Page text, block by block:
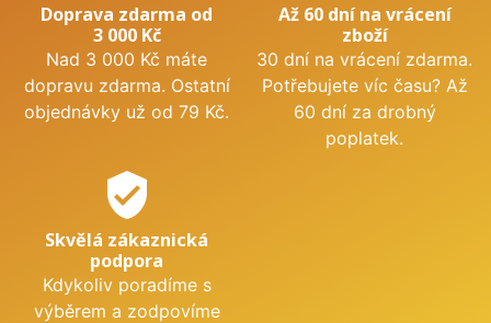
Doprava zdarma od
3 000 Kč
Nad 3 000 Kč máte
dopravu zdarma. Ostatní
objednávky už od 79 Kč.
Až 60 dní na vrácení
zboží
30 dní na vrácení zdarma.
Potřebujete víc času? Až
60 dní za drobný
poplatek.
verified_user
Skvělá zákaznická
podpora
Kdykoliv poradíme s
výběrem a zodpovíme